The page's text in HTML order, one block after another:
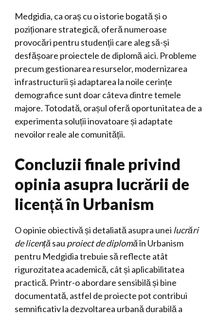
Medgidia, ca oraș cu o istorie bogată și o
poziționare strategică, oferă numeroase
provocări pentru studenții care aleg să-și
desfășoare proiectele de diplomă aici. Probleme
precum gestionarea resurselor, modernizarea
infrastructurii și adaptarea la noile cerințe
demografice sunt doar câteva dintre temele
majore. Totodată, orașul oferă oportunitatea de a
experimenta soluții inovatoare și adaptate
nevoilor reale ale comunității.
Concluzii finale privind
opinia asupra lucrării de
licență în Urbanism
O opinie obiectivă și detaliată asupra unei lucrări
de licență sau proiect de diplomăîn Urbanism
pentru Medgidia trebuie să reflecte atât
rigurozitatea academică, cât și aplicabilitatea
practică. Printr-o abordare sensibilă și bine
documentată, astfel de proiecte pot contribui
semnificativ la dezvoltarea urbană durabilă a